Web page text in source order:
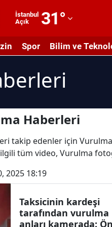
İstanbul
Açık
31°
Adıyaman
Afyonkarahisar
Amasya
Antalya
Artvin
Aydın
Balıkesir
Spor Bilim ve
Haberleri
takip edenler için
tüm video, Vurulma
2025 18:19
Taksicinin kardeşi
tarafından vurulma
anları kamerada: